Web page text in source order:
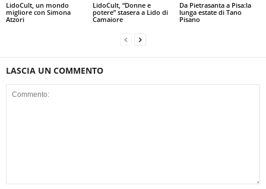
LidoCult, un mondo
migliore con Simona
Atzori
LidoCult, “Donne e
potere” stasera a Lido di
Camaiore
Da Pietrasanta a Pisa:la
lunga estate di Tano
Pisano
LASCIA UN COMMENTO